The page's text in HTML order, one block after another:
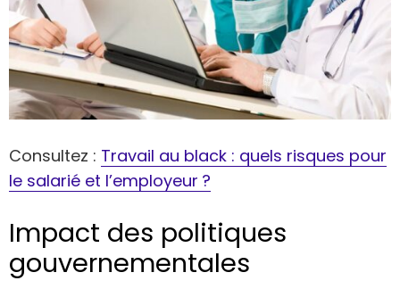
Consultez : Travail au black : quels risques pour
le salarié et l’employeur ?
Impact des politiques
gouvernementales